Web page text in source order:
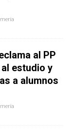
al PP
estudio y
a alumnos